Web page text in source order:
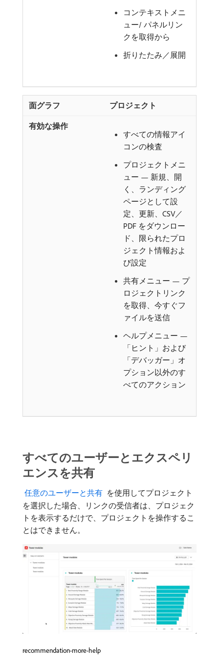
コンテキストメニ
ュー/ パネルリン
クを取得から
折りたたみ／展開
プロジェクト
すべての情報アイ
コンの検査
プロジェクトメニ
ュー — 新規、開
く、ランディング
ページとして設
定、更新、CSV／
PDF をダウンロー
ド、限られたプロ
ジェクト情報およ
び設定
共有メニュー — プ
ロジェクトリンク
を取得、今すぐフ
ァイルを送信
ヘルプメニュー —
「ヒント」および
「デバッガー」オ
プション以外のす
べてのアクション
すべてのユーザーとエクスペリ
エンスを共有
​ 任意のユーザーと共有 ​ を使用してプロジェクト
を選択した場合、リンクの受信者は、プロジェク
トを表示するだけで、プロジェクトを操作するこ
とはできません。
recommendation-more-help